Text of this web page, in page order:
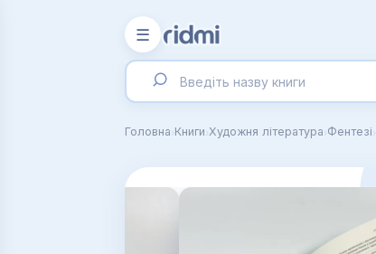
☰
Головна›Книги›Художня література›Фентезі›